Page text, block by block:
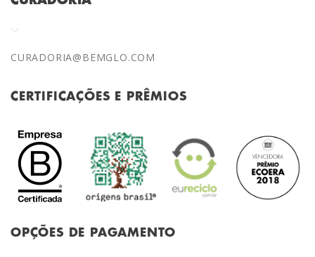
CURADORIA@BEMGLO.COM
CERTIFICAÇÕES E PRÊMIOS
OPÇÕES DE PAGAMENTO